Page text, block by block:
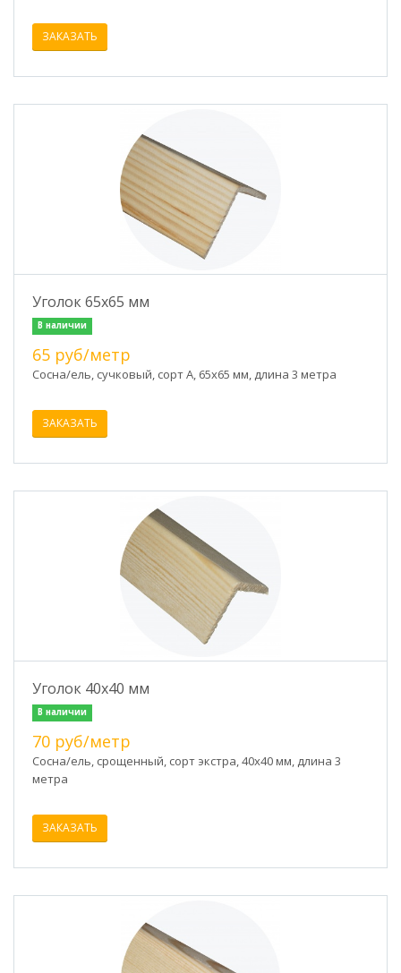
ЗАКАЗАТЬ
Уголок 65х65 мм
В наличии
65 руб/метр
Сосна/ель, сучковый, сорт А, 65х65 мм, длина 3 метра
ЗАКАЗАТЬ
Уголок 40х40 мм
В наличии
70 руб/метр
Сосна/ель, срощенный, сорт экстра, 40х40 мм, длина 3
метра
ЗАКАЗАТЬ